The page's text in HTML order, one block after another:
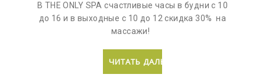
В THE ONLY SPA счастливые часы в будни с 10
до 16 и в выходные с 10 до 12 скидка 30% на
массажи!
ЧИТАТЬ ДАЛЬШЕ